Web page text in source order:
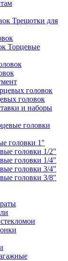
Трещотки для
Торцевые
головок
и наборы
головки
головки 1"
головки 1/2"
головки 1/4"
головки 3/4"
головки 3/8"